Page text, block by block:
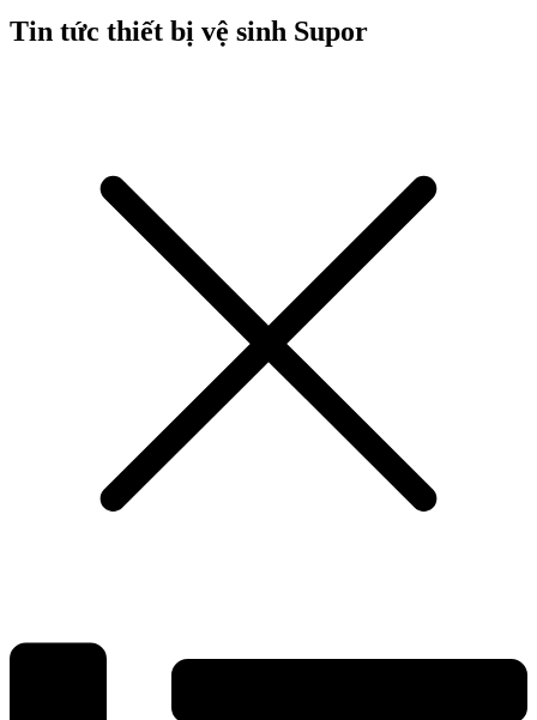
Tin tức thiết bị vệ sinh Supor